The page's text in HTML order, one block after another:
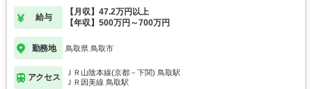
給与
【月収】47.2万円以上
【年収】500万円～700万円
勤務地 鳥取県 鳥取市
アクセス
ＪＲ山陰本線(京都－下関) 鳥取駅
ＪＲ因美線 鳥取駅